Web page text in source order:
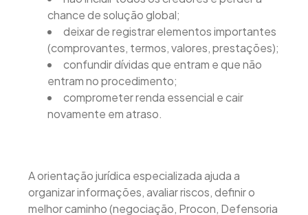
chance de solução global;
deixar de registrar elementos importantes
(comprovantes, termos, valores, prestações);
confundir dívidas que entram e que não
entram no procedimento;
comprometer renda essencial e cair
novamente em atraso.
A orientação jurídica especializada ajuda a
organizar informações, avaliar riscos, definir o
melhor caminho (negociação, Procon, Defensoria